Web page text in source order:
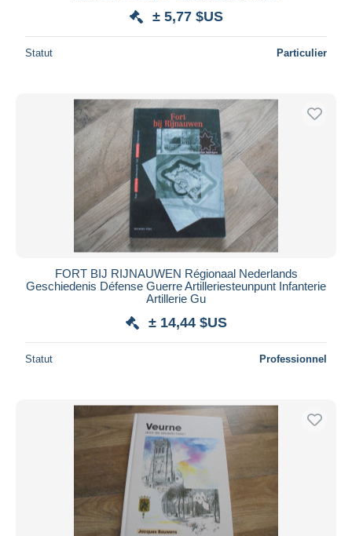
± 5,77 $US
Statut Particulier
FORT BIJ RIJNAUWEN Régionaal Nederlands
Geschiedenis Défense Guerre Artilleriesteunpunt Infanterie
Artillerie Gu
± 14,44 $US
Statut Professionnel